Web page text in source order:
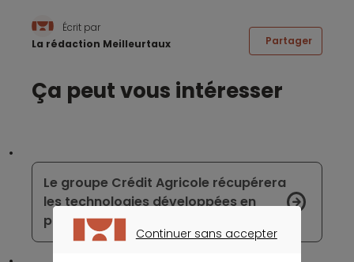
Écrit par
La rédaction Meilleurtaux
Partager
Ça peut vous intéresser
Le groupe Crédit Agricole récupérera
les technologies développées en
partenariat avec Wirecard
Continuer sans accepter